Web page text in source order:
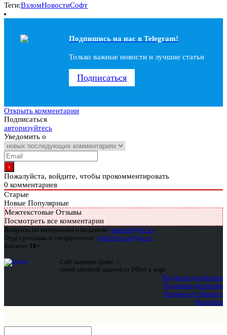
Теги:ВзломНовостиСофт
Подпишись на наc в Telegram!
Только важные новости и лучшие статьи
Подписаться
Открыть комментарии
Подписаться
авторизуйтесь
Уведомить о
Пожалуйста, войдите, чтобы прокомментировать
0 комментариев
Старые
Новые Популярные
Межтекстовые Отзывы
Посмотреть все комментарии
Вопросы по материалам и подписке: support@glc.ru
Отдел рекламы и спецпроектов: yakovleva.a@glc.ru
Контент 18+
Сайт защищен Qrator —
самой забойной защитой от DDoS в мире
Подписка для физлиц
Подписка для юрлиц
Реклама на «Хакере»
Контакты